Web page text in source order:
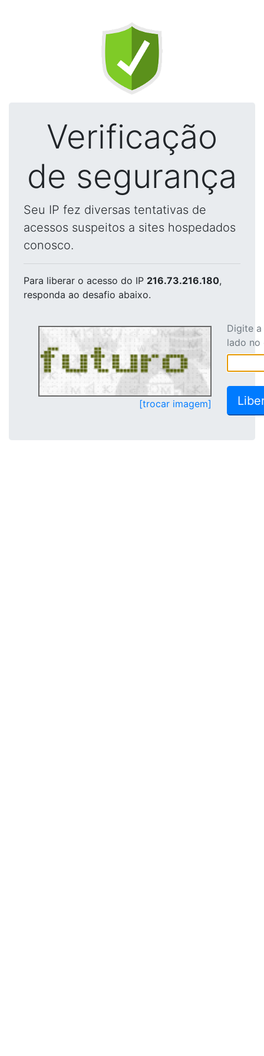
Verificação
de segurança
Seu IP fez diversas tentativas de
acessos suspeitos a sites hospedados
conosco.
Para liberar o acesso do IP 216.73.216.180,
responda ao desafio abaixo.
[trocar imagem]
Digite
lado no